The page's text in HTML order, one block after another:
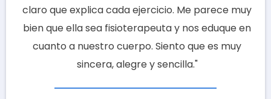
claro que explica cada ejercicio. Me parece muy
bien que ella sea fisioterapeuta y nos eduque en
cuanto a nuestro cuerpo. Siento que es muy
sincera, alegre y sencilla."